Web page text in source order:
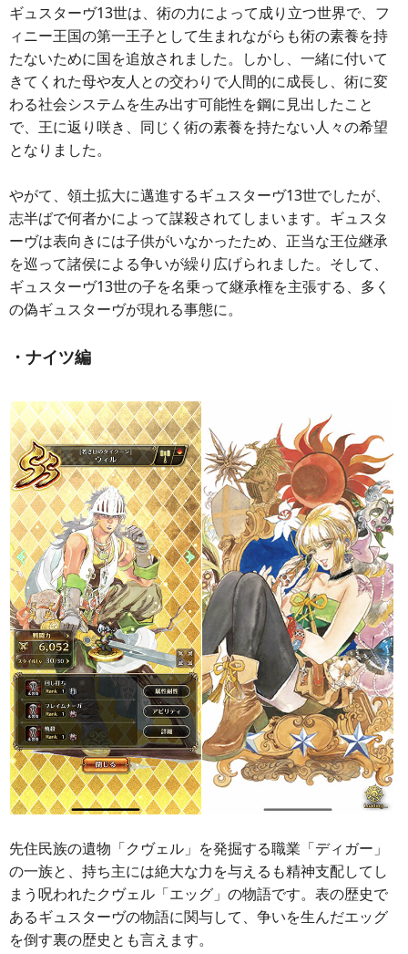
ギュスターヴ13世は、術の力によって成り立つ世界で、フ
ィニー王国の第一王子として生まれながらも術の素養を持
たないために国を追放されました。しかし、一緒に付いて
きてくれた母や友人との交わりで人間的に成長し、術に変
わる社会システムを生み出す可能性を鋼に見出したこと
で、王に返り咲き、同じく術の素養を持たない人々の希望
となりました。
やがて、領土拡大に邁進するギュスターヴ13世でしたが、
志半ばで何者かによって謀殺されてしまいます。ギュスタ
ーヴは表向きには子供がいなかったため、正当な王位継承
を巡って諸侯による争いが繰り広げられました。そして、
ギュスターヴ13世の子を名乗って継承権を主張する、多く
の偽ギュスターヴが現れる事態に。
・ナイツ編
先住民族の遺物「クヴェル」を発掘する職業「ディガー」
の一族と、持ち主には絶大な力を与えるも精神支配してし
まう呪われたクヴェル「エッグ」の物語です。表の歴史で
あるギュスターヴの物語に関与して、争いを生んだエッグ
を倒す裏の歴史とも言えます。